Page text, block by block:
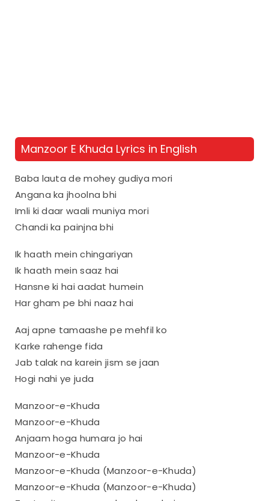
Manzoor E Khuda Lyrics in English
Baba lauta de mohey gudiya mori
Angana ka jhoolna bhi
Imli ki daar waali muniya mori
Chandi ka painjna bhi
Ik haath mein chingariyan
Ik haath mein saaz hai
Hansne ki hai aadat humein
Har gham pe bhi naaz hai
Aaj apne tamaashe pe mehfil ko
Karke rahenge fida
Jab talak na karein jism se jaan
Hogi nahi ye juda
Manzoor-e-Khuda
Manzoor-e-Khuda
Anjaam hoga humara jo hai
Manzoor-e-Khuda
Manzoor-e-Khuda (Manzoor-e-Khuda)
Manzoor-e-Khuda (Manzoor-e-Khuda)